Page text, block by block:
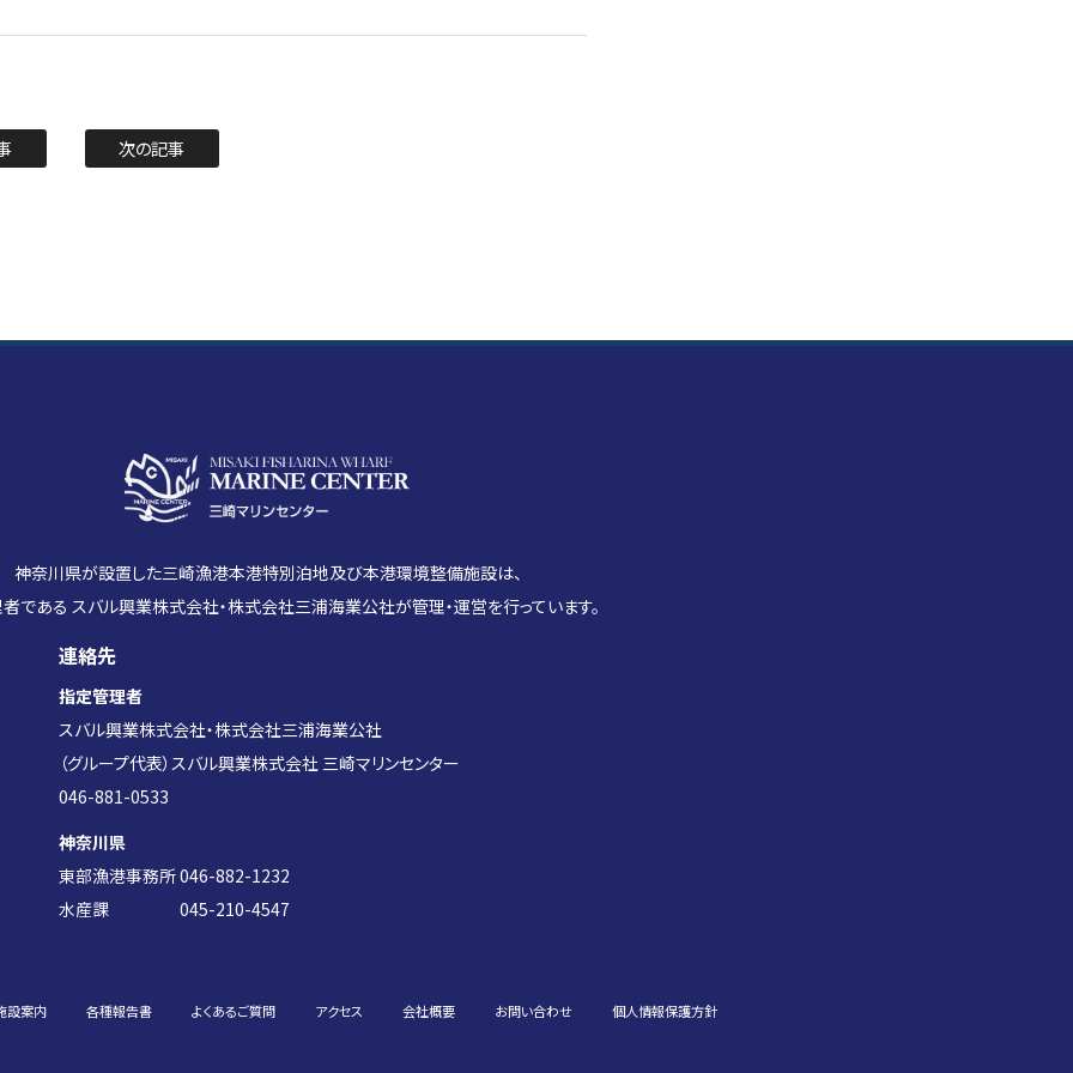
次の記事
神奈川県が設置した三崎漁港本港特別泊地及び本港環境整備施設は、
である スバル興業株式会社・株式会社三浦海業公社が管理・運営を行っています。
連絡先
指定管理者
スバル興業株式会社・株式会社三浦海業公社
（グループ代表）スバル興業株式会社 三崎マリンセンター
046-881-0533
神奈川県
東部漁港事務所 046-882-1232
水産課 045-210-4547
設案内 各種報告書 よくあるご質問 アクセス 会社概要 お問い合わせ 個人情報保護方針